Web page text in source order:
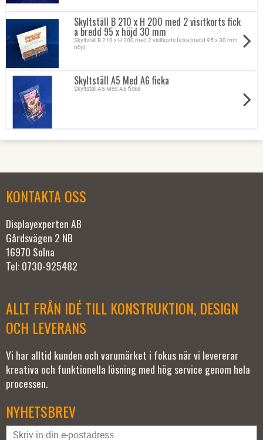
Skyltställ B 210 x H 200 med 2 visitkorts fick
a bredd 95 x höjd 30 mm
Skyltställ B 210 x H 200 med 2 visitkorts ficka bredd 95 x 30 mm
höjd
Skyltställ A5 Med A6 ficka
Skyltställ A5 Med A6 ficka
KONTAKTA OSS
Displayexperten AB
Gårdsvägen 2 NB
16970 Solna
Tel: 0730-925482
ALLT FRÅN IDÉ TILL KONSTRUKTION, DESIGN
OCH LEVERANS
Vi har alltid kunden och varumärket i fokus när vi levererar
kreativa och funktionella lösning med hög service genom hela
processen.
NYHETSBREV